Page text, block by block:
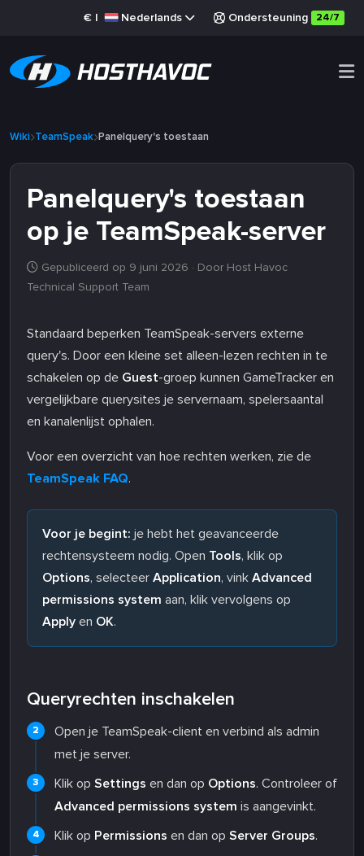
€ | Nederlands Ondersteuning 24/7
Wiki TeamSpeak Panelquery's toestaan
Panelquery's toestaan
op je TeamSpeak-server
Gepubliceerd op 9 juni 2026 · Door Host Havoc
Technical Support Team
Standaard beperken TeamSpeak-servers externe
query's. Door een kleine set alleen-lezen rechten in te
schakelen op de Guest-groep kunnen GameTracker en
vergelijkbare querysites je servernaam, spelersaantal
en kanalenlijst ophalen.
Voor een overzicht van hoe rechten werken, zie de
TeamSpeak FAQ.
Voor je begint: je hebt het geavanceerde
rechtensysteem nodig. Open Tools, klik op
Options, selecteer Application, vink Advanced
permissions system aan, klik vervolgens op
Apply en OK.
Queryrechten inschakelen
Open je TeamSpeak-client en verbind als admin
met je server.
Klik op Settings en dan op Options. Controleer of
Advanced permissions system is aangevinkt.
Klik op Permissions en dan op Server Groups.